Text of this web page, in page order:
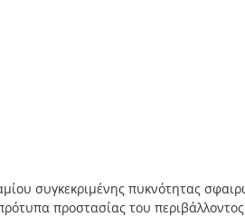
συγκεκριμένης πυκνότητας
προστασίας του